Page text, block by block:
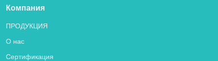
Компания
ПРОДУКЦИЯ
О нас
Сертификация